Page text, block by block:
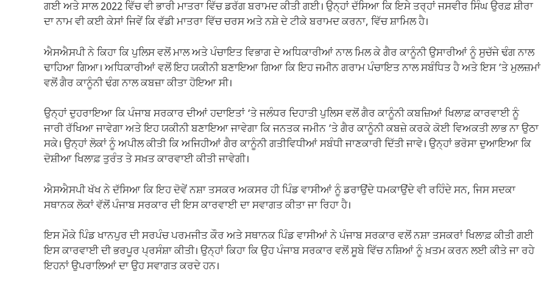
ਗਈ ਅਤੇ ਸਾਲ 2022 ਵਿੱਚ ਵੀ ਭਾਰੀ ਮਾਤਰਾ ਵਿੱਚ ਡਰੱਗ ਬਰਾਮਦ ਕੀਤੀ ਗਈ। ਉਨ੍ਹਾਂ ਦੱਸਿਆ ਕਿ ਇਸੇ ਤਰ੍ਹਾਂ ਜਸਵੀਰ ਸਿੰਘ ਉਰਫ਼ ਸ਼ੀਰਾ
ਦਾ ਨਾਮ ਵੀ ਕਈ ਕੇਸਾਂ ਜਿਵੇਂ ਕਿ ਵੱਡੀ ਮਾਤਰਾ ਵਿੱਚ ਚਰਸ ਅਤੇ ਨਸ਼ੇ ਦੇ ਟੀਕੇ ਬਰਾਮਦ ਕਰਨਾ, ਵਿੱਚ ਸ਼ਾਮਿਲ ਹੈ।
ਐਸਐਸਪੀ ਨੇ ਕਿਹਾ ਕਿ ਪੁਲਿਸ ਵਲੋਂ ਮਾਲ ਅਤੇ ਪੰਚਾਇਤ ਵਿਭਾਗ ਦੇ ਅਧਿਕਾਰੀਆਂ ਨਾਲ ਮਿਲ ਕੇ ਗੈਰ ਕਾਨੂੰਨੀ ਉਸਾਰੀਆਂ ਨੂੰ ਸੁਚੱਜੇ ਢੰਗ ਨਾਲ
ਢਾਹਿਆ ਗਿਆ। ਅਧਿਕਾਰੀਆਂ ਵਲੋਂ ਇਹ ਯਕੀਨੀ ਬਣਾਇਆ ਗਿਆ ਕਿ ਇਹ ਜਮੀਨ ਗਰਾਮ ਪੰਚਾਇਤ ਨਾਲ ਸਬੰਧਿਤ ਹੈ ਅਤੇ ਇਸ ’ਤੇ ਮੁਲਜ਼ਮਾਂ
ਵਲੋਂ ਗੈਰ ਕਾਨੂੰਨੀ ਢੰਗ ਨਾਲ ਕਬਜ਼ਾ ਕੀਤਾ ਹੋਇਆ ਸੀ।
ਉਨ੍ਹਾਂ ਦੁਹਰਾਇਆ ਕਿ ਪੰਜਾਬ ਸਰਕਾਰ ਦੀਆਂ ਹਦਾਇਤਾਂ ‘ਤੇ ਜਲੰਧਰ ਦਿਹਾਤੀ ਪੁਲਿਸ ਵਲੋਂ ਗੈਰ ਕਾਨੂੰਨੀ ਕਬਜ਼ਿਆਂ ਖਿਲਾਫ਼ ਕਾਰਵਾਈ ਨੂੰ
ਜਾਰੀ ਰੱਖਿਆ ਜਾਵੇਗਾ ਅਤੇ ਇਹ ਯਕੀਨੀ ਬਣਾਇਆ ਜਾਵੇਗਾ ਕਿ ਜਨਤਕ ਜਮੀਨ ’ਤੇ ਗੈਰ ਕਾਨੂੰਨੀ ਕਬਜ਼ੇ ਕਰਕੇ ਕੋਈ ਵਿਅਕਤੀ ਲਾਭ ਨਾ ਉਠਾ
ਸਕੇ। ਉਨ੍ਹਾਂ ਲੋਕਾਂ ਨੂੰ ਅਪੀਲ ਕੀਤੀ ਕਿ ਅਜਿਹੀਆਂ ਗੈਰ ਕਾਨੂੰਨੀ ਗਤੀਵਿਧੀਆਂ ਸਬੰਧੀ ਜਾਣਕਾਰੀ ਦਿੱਤੀ ਜਾਵੇ। ਉਨ੍ਹਾਂ ਭਰੋਸਾ ਦੁਆਇਆ ਕਿ
ਦੋਸ਼ੀਆ ਖਿਲਾਫ਼ ਤੁਰੰਤ ਤੇ ਸਖ਼ਤ ਕਾਰਵਾਈ ਕੀਤੀ ਜਾਵੇਗੀ।
ਐਸਐਸਪੀ ਖੱਖ ਨੇ ਦੱਸਿਆ ਕਿ ਇਹ ਦੋਵੇਂ ਨਸ਼ਾ ਤਸਕਰ ਅਕਸਰ ਹੀ ਪਿੰਡ ਵਾਸੀਆਂ ਨੂੰ ਡਰਾਉਂਦੇ ਧਮਕਾਉਂਦੇ ਵੀ ਰਹਿੰਦੇ ਸਨ, ਜਿਸ ਸਦਕਾ
ਸਥਾਨਕ ਲੋਕਾਂ ਵੱਲੋਂ ਪੰਜਾਬ ਸਰਕਾਰ ਦੀ ਇਸ ਕਾਰਵਾਈ ਦਾ ਸਵਾਗਤ ਕੀਤਾ ਜਾ ਰਿਹਾ ਹੈ।
ਇਸ ਮੌਕੇ ਪਿੰਡ ਖਾਨਪੁਰ ਦੀ ਸਰਪੰਚ ਪਰਮਜੀਤ ਕੌਰ ਅਤੇ ਸਥਾਨਕ ਪਿੰਡ ਵਾਸੀਆਂ ਨੇ ਪੰਜਾਬ ਸਰਕਾਰ ਵਲੋਂ ਨਸ਼ਾ ਤਸਕਰਾਂ ਖਿਲਾਫ਼ ਕੀਤੀ ਗਈ
ਇਸ ਕਾਰਵਾਈ ਦੀ ਭਰਪੂਰ ਪ੍ਰਸੰਸ਼ਾ ਕੀਤੀ। ਉਨ੍ਹਾਂ ਕਿਹਾ ਕਿ ਉਹ ਪੰਜਾਬ ਸਰਕਾਰ ਵਲੋਂ ਸੂਬੇ ਵਿੱਚ ਨਸ਼ਿਆਂ ਨੂੰ ਖ਼ਤਮ ਕਰਨ ਲਈ ਕੀਤੇ ਜਾ ਰਹੇ
ਇਹਨਾਂ ਉਪਰਾਲਿਆਂ ਦਾ ਉਹ ਸਵਾਗਤ ਕਰਦੇ ਹਨ।